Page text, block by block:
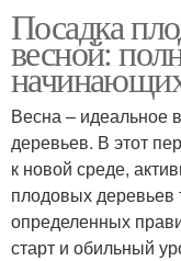
Посадка
весной:
Весна – идеальное
деревьев. В этот
к новой среде,
плодовых деревьев
определенных
старт и обильный